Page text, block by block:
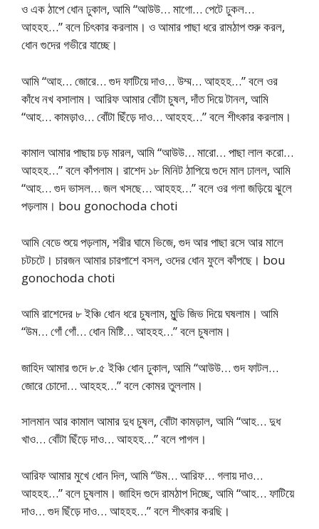
ও এক ঠাপে ধোন ঢুকাল, আমি “আউউ… মাগো… পেটে ঢুকল…
আহহহ…” বলে চিৎকার করলাম। ও আমার পাছা ধরে রামঠাপ শুরু করল,
ধোন গুদের গভীরে যাচ্ছে।
আমি “আহ… জোরে… গুদ ফাটিয়ে দাও… উম্ম… আহহহ…” বলে ওর
কাঁধে নখ বসালাম। আরিফ আমার বোঁটা চুষল, দাঁত দিয়ে টানল, আমি
“আহ… কামড়াও… বোঁটা ছিঁড়ে দাও… আহহহ…” বলে শীৎকার করলাম।
কামাল আমার পাছায় চড় মারল, আমি “আউউ… মারো… পাছা লাল করো…
আহহহ…” বলে কাঁপলাম। রাশেদ ১৮ মিনিট ঠাপিয়ে গুদে মাল ঢালল, আমি
“আহ… গুদ ভাসল… জল খসছে… আহহহ…” বলে ওর গলা জড়িয়ে ঝুলে
পড়লাম। bou gonochoda choti
আমি বেডে শুয়ে পড়লাম, শরীর ঘামে ভিজে, গুদ আর পাছা রসে আর মালে
চটচটে। চারজন আমার চারপাশে বসল, ওদের ধোন ফুলে কাঁপছে। bou
gonochoda choti
আমি রাশেদের ৮ ইঞ্চি ধোন ধরে চুষলাম, মুন্ডি জিভ দিয়ে ঘষলাম। আমি
“উম… গোঁ গোঁ… ধোন মিষ্টি… আহহহ…” বলে চুষলাম।
জাহিদ আমার গুদে ৮.৫ ইঞ্চি ধোন ঢুকাল, আমি “আউউ… গুদ ফাটল…
জোরে চোদো… আহহহ…” বলে কোমর তুললাম।
সালমান আর কামাল আমার দুধ চুষল, বোঁটা কামড়াল, আমি “আহ… দুধ
খাও… বোঁটা ছিঁড়ে দাও… আহহহ…” বলে পাগল।
আরিফ আমার মুখে ধোন দিল, আমি “উম… আরিফ… গলায় দাও…
আহহহ…” বলে চুষলাম। জাহিদ গুদে রামঠাপ দিচ্ছে, আমি “আহ… ফাটিয়ে
দাও… গুদ ছিঁড়ে দাও… আহহহ…” বলে শীৎকার করছি।